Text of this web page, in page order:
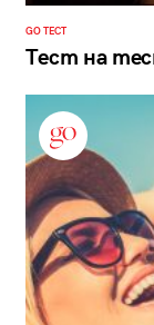
GO ТЕСТ
Тест на